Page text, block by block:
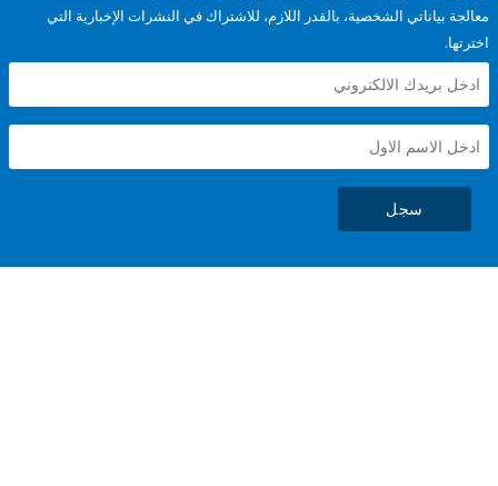
الشخصية، بالقدر اللازم، للاشتراك في النشرات الإخبارية التي